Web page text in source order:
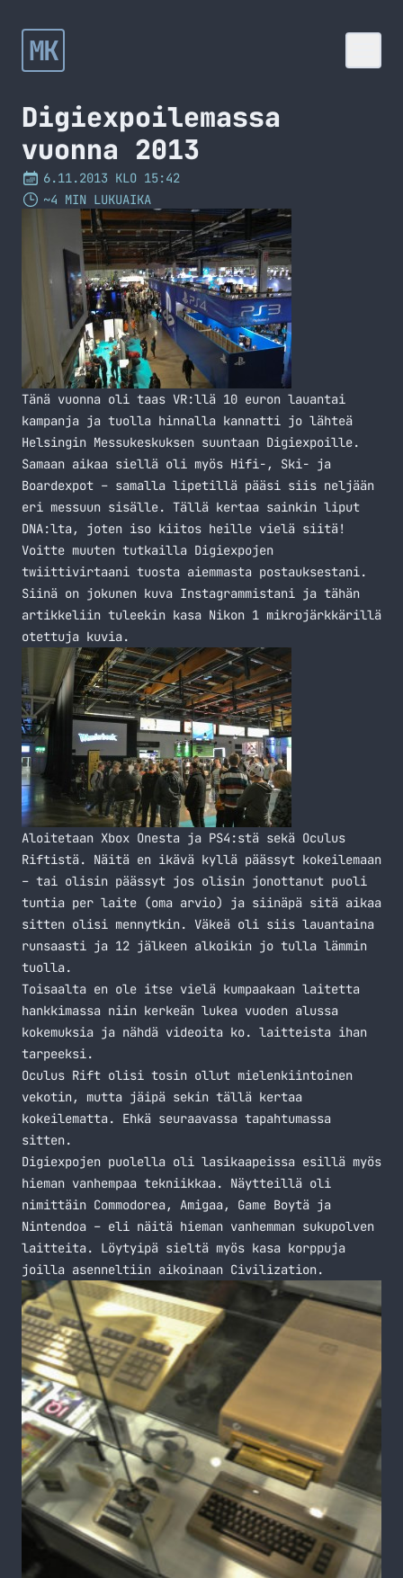
MK
Digiexpoilemassa
vuonna 2013
6.11.2013 KLO 15:42
~4 MIN LUKUAIKA
Tänä vuonna oli taas VR:llä 10 euron lauantai
kampanja ja tuolla hinnalla kannatti jo lähteä
Helsingin Messukeskuksen suuntaan Digiexpoille.
Samaan aikaa siellä oli myös Hifi-, Ski- ja
Boardexpot – samalla lipetillä pääsi siis neljään
eri messuun sisälle. Tällä kertaa sainkin liput
DNA:lta, joten iso kiitos heille vielä siitä!
Voitte muuten tutkailla Digiexpojen
twiittivirtaani tuosta aiemmasta postauksestani.
Siinä on jokunen kuva Instagrammistani ja tähän
artikkeliin tuleekin kasa Nikon 1 mikrojärkkärillä
otettuja kuvia.
Aloitetaan Xbox Onesta ja PS4:stä sekä Oculus
Riftistä. Näitä en ikävä kyllä päässyt kokeilemaan
– tai olisin päässyt jos olisin jonottanut puoli
tuntia per laite (oma arvio) ja siinäpä sitä aikaa
sitten olisi mennytkin. Väkeä oli siis lauantaina
runsaasti ja 12 jälkeen alkoikin jo tulla lämmin
tuolla.
Toisaalta en ole itse vielä kumpaakaan laitetta
hankkimassa niin kerkeän lukea vuoden alussa
kokemuksia ja nähdä videoita ko. laitteista ihan
tarpeeksi.
Oculus Rift olisi tosin ollut mielenkiintoinen
vekotin, mutta jäipä sekin tällä kertaa
kokeilematta. Ehkä seuraavassa tapahtumassa
sitten.
Digiexpojen puolella oli lasikaapeissa esillä myös
hieman vanhempaa tekniikkaa. Näytteillä oli
nimittäin Commodorea, Amigaa, Game Boytä ja
Nintendoa – eli näitä hieman vanhemman sukupolven
laitteita. Löytyipä sieltä myös kasa korppuja
joilla asenneltiin aikoinaan Civilization.